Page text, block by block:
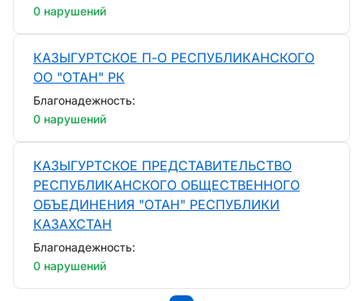
0 нарушений
КАЗЫГУРТСКОЕ П-О РЕСПУБЛИКАНСКОГО
ОО "ОТАН" РК
Благонадежность:
0 нарушений
КАЗЫГУРТСКОЕ ПРЕДСТАВИТЕЛЬСТВО
РЕСПУБЛИКАНСКОГО ОБЩЕСТВЕННОГО
ОБЪЕДИНЕНИЯ "ОТАН" РЕСПУБЛИКИ
КАЗАХСТАН
Благонадежность:
0 нарушений